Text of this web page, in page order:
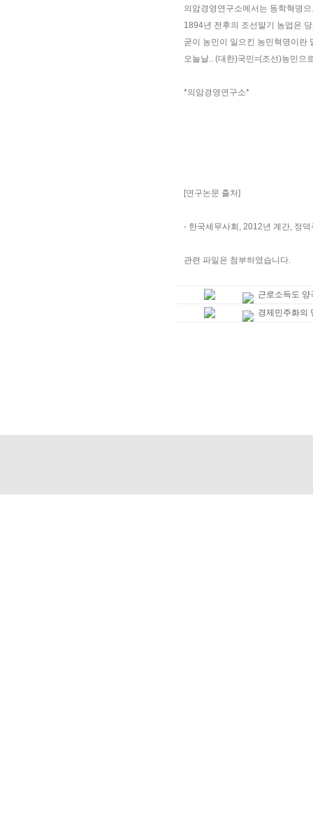
의암경영연구소에서는 동학혁명
1894년 전후의 조선말기 농업은
굳이 농민이 일으킨 농민혁명이란
오늘날.. (대한)국민=(조선)농민으
*의암경영연구소*
[연구논문 출처]
- 한국세무사회, 2012년 계간, 정
관련 파일은 첨부하였습니다.
근로소득도
경제민주화의